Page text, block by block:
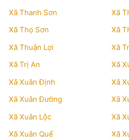
Xã Thanh Sơn
Xã
Xã Thọ Sơn
Xã
Xã Thuận Lợi
Xã
Xã Trị An
Xã
Xã Xuân Định
Xã
Xã Xuân Đường
Xã
Xã Xuân Lộc
Xã
Xã Xuân Quế
Xã